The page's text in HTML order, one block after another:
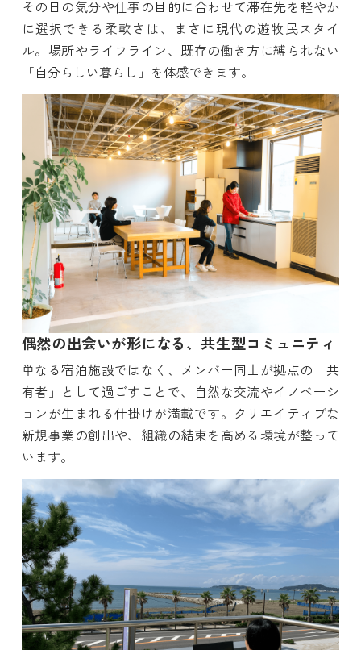
その日の気分や仕事の目的に合わせて滞在先を軽やか
に選択できる柔軟さは、まさに現代の遊牧民スタイ
ル。場所やライフライン、既存の働き方に縛られない
「自分らしい暮らし」を体感できます。
偶然の出会いが形になる、共生型コミュニティ
単なる宿泊施設ではなく、メンバー同士が拠点の「共
有者」として過ごすことで、自然な交流やイノベーシ
ョンが生まれる仕掛けが満載です。クリエイティブな
新規事業の創出や、組織の結束を高める環境が整って
います。